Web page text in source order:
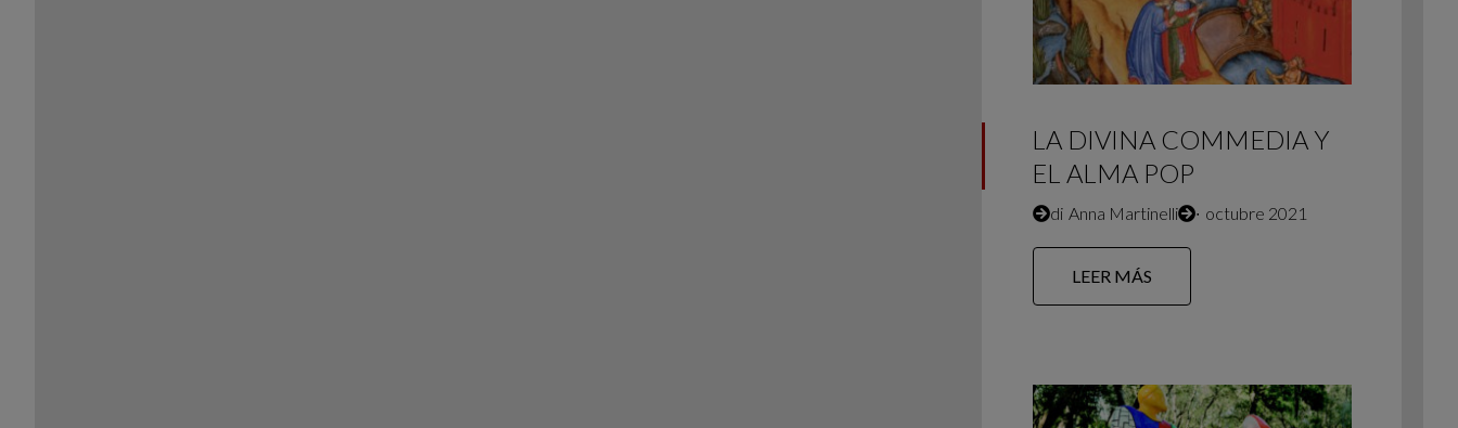
LA DIVINA COMMEDIA Y
EL ALMA POP
di Anna Martinelli ∙ octubre 2021
LEER MÁS